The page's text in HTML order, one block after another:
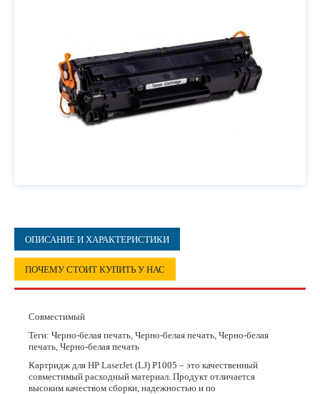
ОПИСАНИЕ И ХАРАКТЕРИСТИКИ
ПОЧЕМУ СТОИТ КУПИТЬ У НАС
Совместимый
Теги: Черно-белая печать, Черно-белая печать, Черно-белая
печать, Черно-белая печать
Картридж для HP LaserJet (LJ) P1005 – это качественный
совместимый расходный материал. Продукт отличается
высоким качеством сборки, надежностью и по